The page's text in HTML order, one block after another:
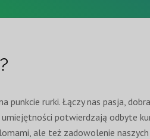
punkcie rurki. Łączy nas pasja,
potwierdzają odbyte
ale też zadowolenie naszych